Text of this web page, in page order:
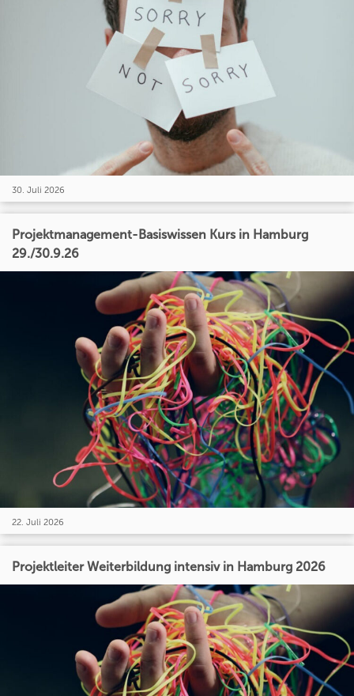
30. Juli 2026
Projektmanagement-Basiswissen Kurs in Hamburg
29./30.9.26
22. Juli 2026
Projektleiter Weiterbildung intensiv in Hamburg 2026